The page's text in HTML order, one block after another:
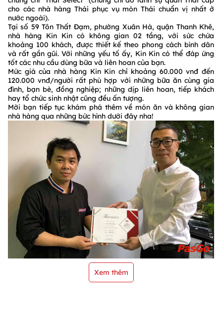
cho các nhà hàng Thái phục vụ món Thái chuẩn vị nhất ở
nước ngoài).
Tại số 59 Tôn Thất Đạm, phường Xuân Hà, quận Thanh Khê,
nhà hàng Kin Kin có không gian 02 tầng, với sức chứa
khoảng 100 khách, được thiết kế theo phong cách bình dân
và rất gần gũi. Với những yếu tố ấy, Kin Kin có thể đáp ứng
tốt các nhu cầu dùng bữa và liên hoan của bạn.
Mức giá của nhà hàng Kin Kin chỉ khoảng 60.000 vnđ đến
120.000 vnđ/người rất phù hợp với những bữa ăn cùng gia
đình, bạn bè, đồng nghiệp; những dịp liên hoan, tiếp khách
hay tổ chức sinh nhật cũng đều ấn tượng.
Mời bạn tiếp tục khám phá thêm về món ăn và không gian
nhà hàng qua những bức hình dưới đây nha!
Xem thêm